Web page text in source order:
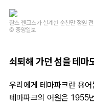
찰스 젠크스가 설계한 순천만 정원 전
© 중앙일보
쇠퇴해 가던 섬을 테마
우리에게 테마파크란 용
테마파크의 어원은 1955